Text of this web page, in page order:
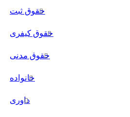
حقوق ثبت
حقوق کیفری
حقوق مدنی
خانواده
داوری